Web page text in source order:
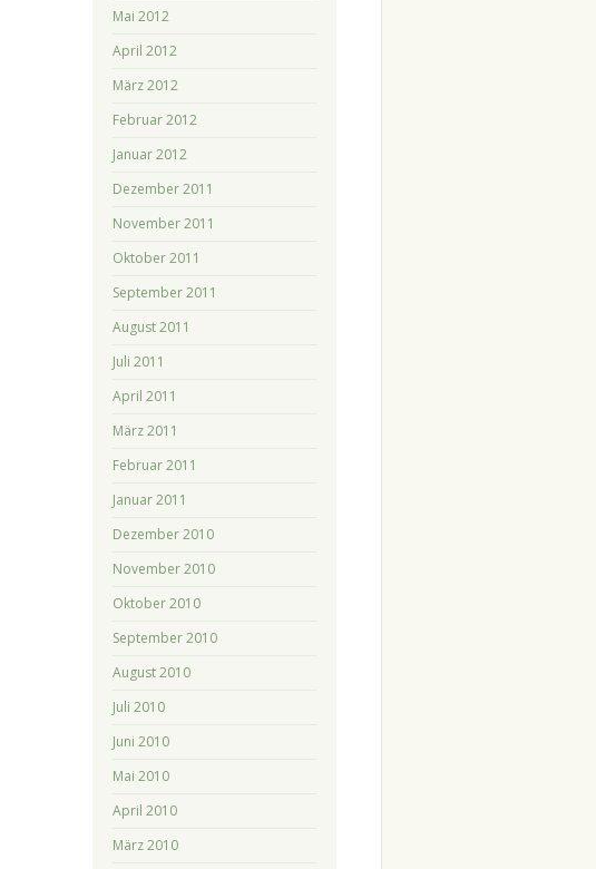
Mai 2012
April 2012
März 2012
Februar 2012
Januar 2012
Dezember 2011
November 2011
Oktober 2011
September 2011
August 2011
Juli 2011
April 2011
März 2011
Februar 2011
Januar 2011
Dezember 2010
November 2010
Oktober 2010
September 2010
August 2010
Juli 2010
Juni 2010
Mai 2010
April 2010
März 2010